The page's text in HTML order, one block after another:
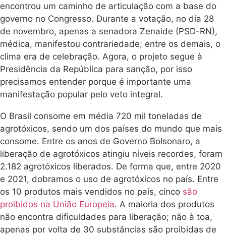
encontrou um caminho de articulação com a base do
governo no Congresso. Durante a votação, no dia 28
de novembro, apenas a senadora Zenaide (PSD-RN),
médica, manifestou contrariedade; entre os demais, o
clima era de celebração. Agora, o projeto segue à
Presidência da República para sanção, por isso
precisamos entender porque é importante uma
manifestação popular pelo veto integral.
O Brasil consome em média 720 mil toneladas de
agrotóxicos, sendo um dos países do mundo que mais
consome. Entre os anos de Governo Bolsonaro, a
liberação de agrotóxicos atingiu níveis recordes, foram
2.182 agrotóxicos liberados. De forma que, entre 2020
e 2021, dobramos o uso de agrotóxicos no país. Entre
os 10 produtos mais vendidos no país, cinco são
proibidos na União Europeia. A maioria dos produtos
não encontra dificuldades para liberação; não à toa,
apenas por volta de 30 substâncias são proibidas de